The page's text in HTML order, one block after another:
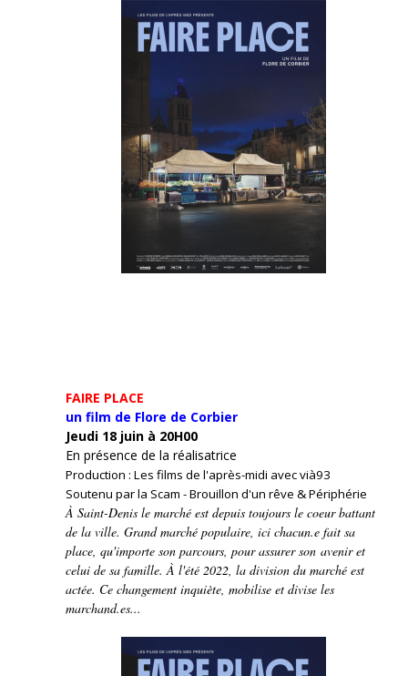
FAIRE PLACE
un film de Flore de Corbier
Jeudi 18 juin à 20H00
En présence de la réalisatrice
Production : Les films de l'après-midi avec vià93
Soutenu par la Scam - Brouillon d'un rêve & Périphérie
À Saint-Denis le marché est depuis toujours le coeur battant
de la ville. Grand marché populaire, ici chacun.e fait sa
place, qu'importe son parcours, pour assurer son avenir et
celui de sa famille. À l'été 2022, la division du marché est
actée. Ce changement inquiète, mobilise et divise les
marchand.es...